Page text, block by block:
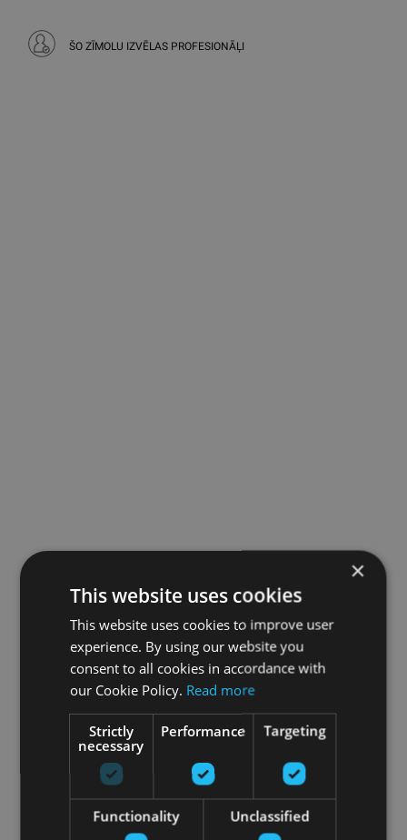
ŠO ZĪMOLU IZVĒLAS PROFESIONĀĻI
×
This website uses cookies
This website uses cookies to improve user
experience. By using our website you
consent to all cookies in accordance with
our Cookie Policy. Read more
Strictly
necessary
Performance Targeting
Functionality Unclassified